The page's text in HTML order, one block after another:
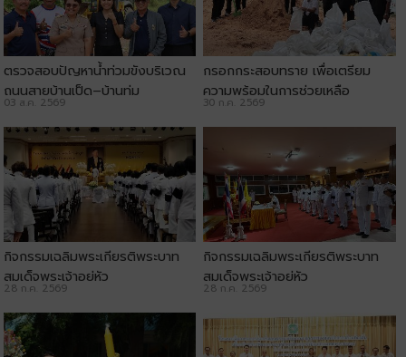
ตรวจสอบปัญหาน้ำท่วมขังบริเวณ
ถนนสายบ้านเป็ด–บ้านทุ่ม
03 ส.ค. 2569
กรอกกระสอบทราย เพื่อเตรียม
ความพร้อมในการช่วยเหลือ
ประชาชน
30 ก.ค. 2569
กิจกรรมเฉลิมพระเกียรติพระบาท
สมเด็จพระเจ้าอยู่หัว
28 ก.ค. 2569
กิจกรรมเฉลิมพระเกียรติพระบาท
สมเด็จพระเจ้าอยู่หัว
28 ก.ค. 2569